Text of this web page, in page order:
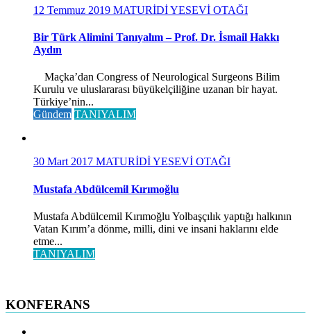
12 Temmuz 2019 MATURİDİ YESEVİ OTAĞI
Bir Türk Alimini Tanıyalım – Prof. Dr. İsmail Hakkı
Aydın
Maçka’dan Congress of Neurological Surgeons Bilim
Kurulu ve uluslararası büyükelçiliğine uzanan bir hayat.
Türkiye’nin...
Gündem TANIYALIM
30 Mart 2017 MATURİDİ YESEVİ OTAĞI
Mustafa Abdülcemil Kırımoğlu
Mustafa Abdülcemil Kırımoğlu Yolbaşçılık yaptığı halkının
Vatan Kırım’a dönme, milli, dini ve insani haklarını elde
etme...
TANIYALIM
KONFERANS